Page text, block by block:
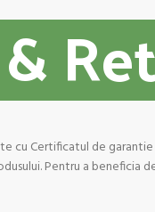
cu Certificatul de
Pentru a beneficia